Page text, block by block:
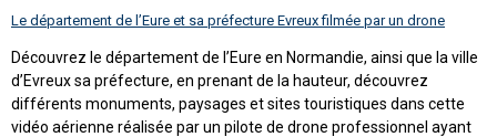
Le département de l’Eure et sa préfecture Evreux filmée par un drone
Découvrez le département de l’Eure en Normandie, ainsi que la ville
d’Evreux sa préfecture, en prenant de la hauteur, découvrez
différents monuments, paysages et sites touristiques dans cette
vidéo aérienne réalisée par un pilote de drone professionnel ayant